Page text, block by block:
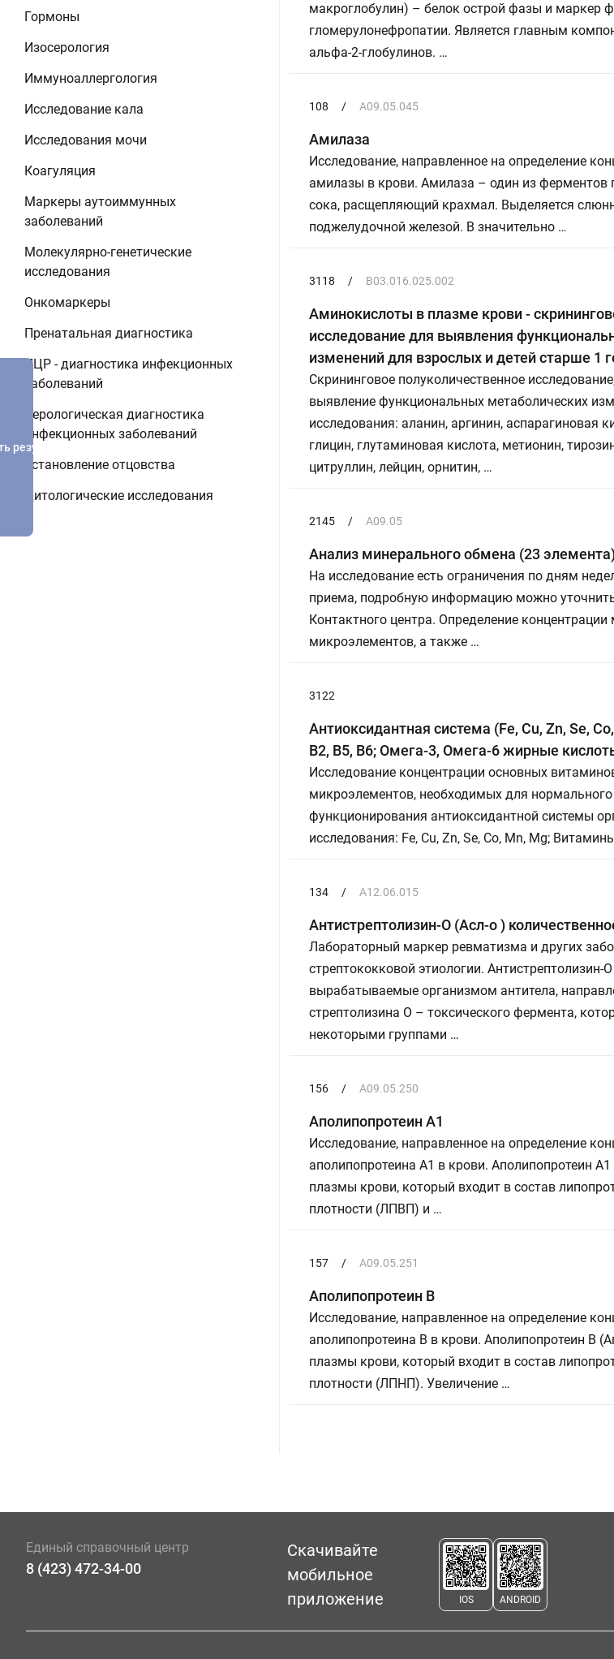
Гормоны
Изосерология
Иммуноаллергология
Исследование кала
Исследования мочи
Коагуляция
Маркеры аутоиммунных
заболеваний
Молекулярно-генетические
исследования
Онкомаркеры
Пренатальная диагностика
ПЦР - диагностика инфекционных
заболеваний
Серологическая диагностика
инфекционных заболеваний
Установление отцовства
Цитологические исследования
макроглобулин) – белок острой фазы и маркер
гломерулонефропатии. Является главным
альфа-2-глобулинов. …
108 / A09.05.045
Амилаза
Исследование, направленное на определение
амилазы в крови. Амилаза – один из ферментов
сока, расщепляющий крахмал. Выделяется
поджелудочной железой. В значительно …
3118 / B03.016.025.002
Аминокислоты в плазме крови -
исследование для выявления
изменений для взрослых и детей старше 1
Скрининговое полуколичественное
выявление функциональных метаболических
исследования: аланин, аргинин, аспарагиновая
глицин, глутаминовая кислота, метионин,
цитруллин, лейцин, орнитин, …
2145 / A09.05
Анализ минерального обмена (23
На исследование есть ограничения по дням
приема, подробную информацию можно
Контактного центра. Определение концентрации
микроэлементов, а также …
3122
Антиоксидантная система (Fe, Cu, Zn, Se,
B2, B5, B6; Омега-3, Омега-6 жирные
Исследование концентрации основных
микроэлементов, необходимых для нормального
функционирования антиоксидантной системы
исследования: Fe, Cu, Zn, Se, Со, Mn, Mg;
134 / A12.06.015
Антистрептолизин-О (Асл-о )
Лабораторный маркер ревматизма и других
стрептококковой этиологии. Антистрептолизин-
вырабатываемые организмом антитела,
стрептолизина О – токсического фермента,
некоторыми группами …
156 / A09.05.250
Аполипопротеин А1
Исследование, направленное на определение
аполипопротеина А1 в крови. Аполипопротеин
плазмы крови, который входит в состав
плотности (ЛПВП) и …
157 / A09.05.251
Аполипопротеин В
Исследование, направленное на определение
аполипопротеина В в крови. Аполипопротеин B
плазмы крови, который входит в состав
плотности (ЛПНП). Увеличение …
результатов
Единый справочный центр
8 (423) 472-34-00
Скачивайте
мобильное
приложение
IOS ANDROID